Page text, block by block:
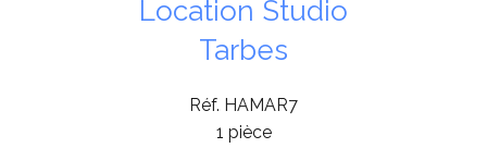
Location Studio
Tarbes
Réf. HAMAR7
1 pièce